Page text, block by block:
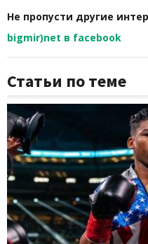
Не пропусти другие
bigmir)net в facebook
Статьи по теме